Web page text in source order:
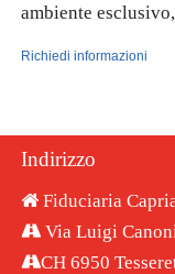
ambiente
Richiedi informazioni
Indirizzo
Fiduciaria
Via Luigi
CH 6950